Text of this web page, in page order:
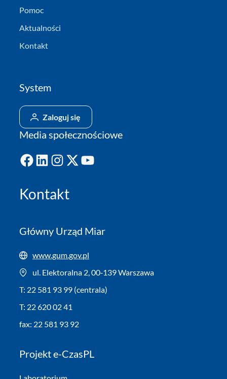
Kontakt
Główny Urząd Miar
www.gum.gov.pl
ul. Elektoralna 2, 00‑139 Warszawa
T: 22 581 93 99 (centrala)
T: 22 620 02 41
fax: 22 581 93 92
Projekt e-CzasPL
Pomoc
Aktualności
Kontakt
System
Zaloguj się
Media społecznościowe
Facebook LinkedIn Instagram X YouTube